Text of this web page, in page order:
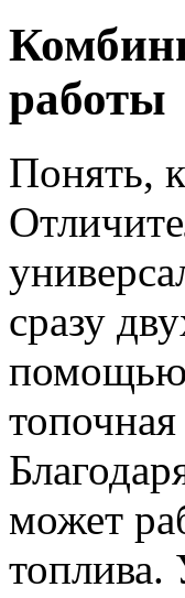
работы
Понять,
сразу
помощью
может
топлива.